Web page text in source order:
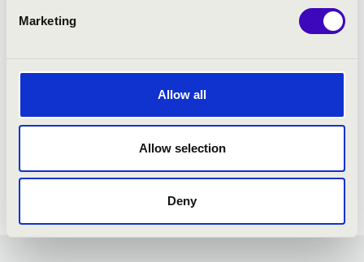
Marketing
Allow all
Allow selection
Deny
Tosca: E lucevan le stelle